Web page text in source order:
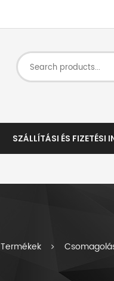
SZÁLLÍTÁSI ÉS FIZETÉSI
Termékek